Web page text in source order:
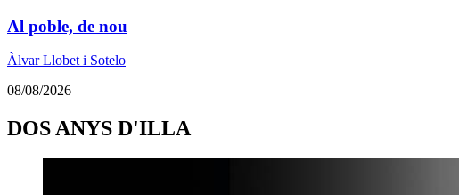
Al poble, de nou
Àlvar Llobet i Sotelo
08/08/2026
DOS ANYS D'ILLA